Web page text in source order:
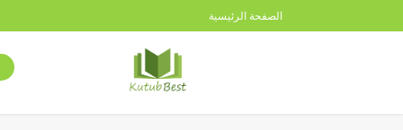
الصفحة الرئيسية